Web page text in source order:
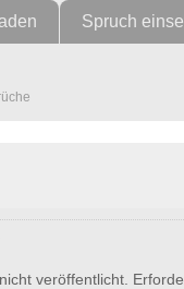
Spruch
veröffentlicht.